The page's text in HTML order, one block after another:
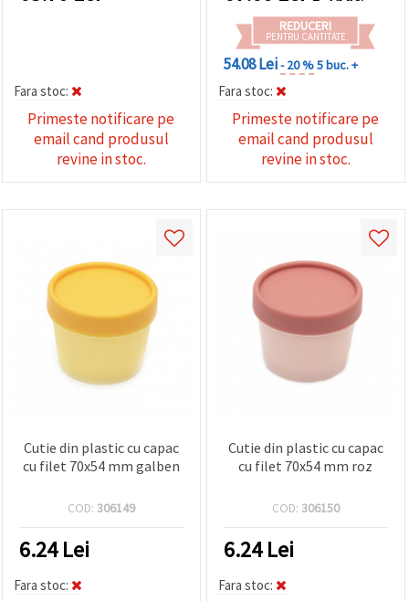
Fara stoc:
Primeste notificare pe
email cand produsul
revine in stoc.
REDUCERI
PENTRU CANTITATE
54.08 Lei- 20 %5 buc. +
Fara stoc:
Primeste notificare pe
email cand produsul
revine in stoc.
Cutie din plastic cu capac
cu filet 70x54 mm galben
COD: 306149
6.24Lei
Fara stoc:
Cutie din plastic cu capac
cu filet 70x54 mm roz
COD: 306150
6.24Lei
Fara stoc: